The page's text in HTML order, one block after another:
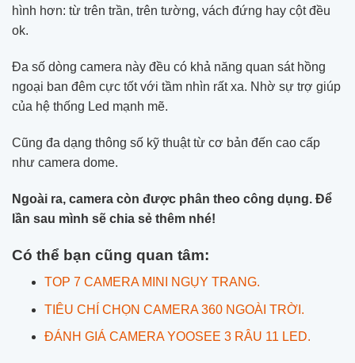
hình hơn: từ trên trần, trên tường, vách đứng hay cột đều
ok.
Đa số dòng camera này đều có khả năng quan sát hồng
ngoại ban đêm cực tốt với tầm nhìn rất xa. Nhờ sự trợ giúp
của hệ thống Led mạnh mẽ.
Cũng đa dạng thông số kỹ thuật từ cơ bản đến cao cấp
như camera dome.
Ngoài ra, camera còn được phân theo công dụng. Để
lần sau mình sẽ chia sẻ thêm nhé!
Có thể bạn cũng quan tâm:
TOP 7 CAMERA MINI NGỤY TRANG.
TIÊU CHÍ CHỌN CAMERA 360 NGOÀI TRỜI.
ĐÁNH GIÁ CAMERA YOOSEE 3 RÂU 11 LED.